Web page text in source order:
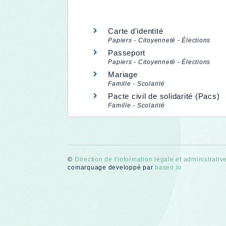
Carte d'identité
Papiers - Citoyenneté - Élections
Passeport
Papiers - Citoyenneté - Élections
Mariage
Famille - Scolarité
Pacte civil de solidarité (Pacs)
Famille - Scolarité
© Direction de l'information légale et
comarquage developpé par baseo.io